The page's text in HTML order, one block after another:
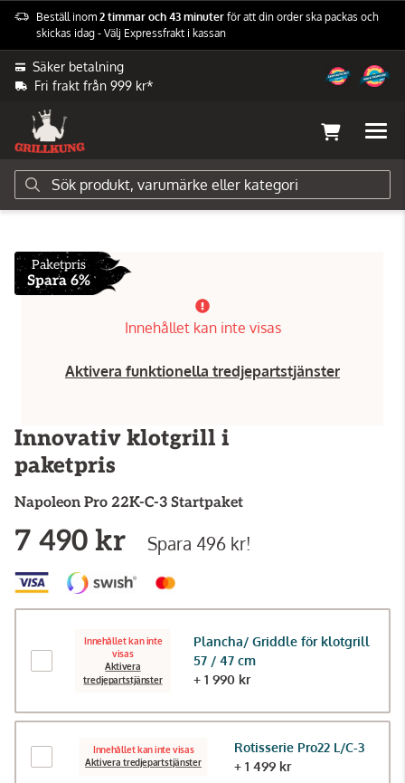
Beställ inom 2 timmar och 43 minuter för att din order ska packas och
skickas idag - Välj Expressfrakt i kassan
Säker betalning
Fri frakt från 999 kr*
Grillar Kolgrillar Napoleon
Paketpris
Spara 6%
Innehållet kan inte visas
Aktivera funktionella tredjepartstjänster
Innovativ klotgrill i
paketpris
Napoleon Pro 22K-C-3 Startpaket
7 490 kr Spara 496 kr!
Innehållet kan inte
visas
Aktivera
tredjepartstjänster
Plancha/ Griddle för klotgrill
57 / 47 cm
+ 1 990 kr
Innehållet kan inte visas
Aktivera tredjepartstjänster
Rotisserie Pro22 L/C-3
+ 1 499 kr